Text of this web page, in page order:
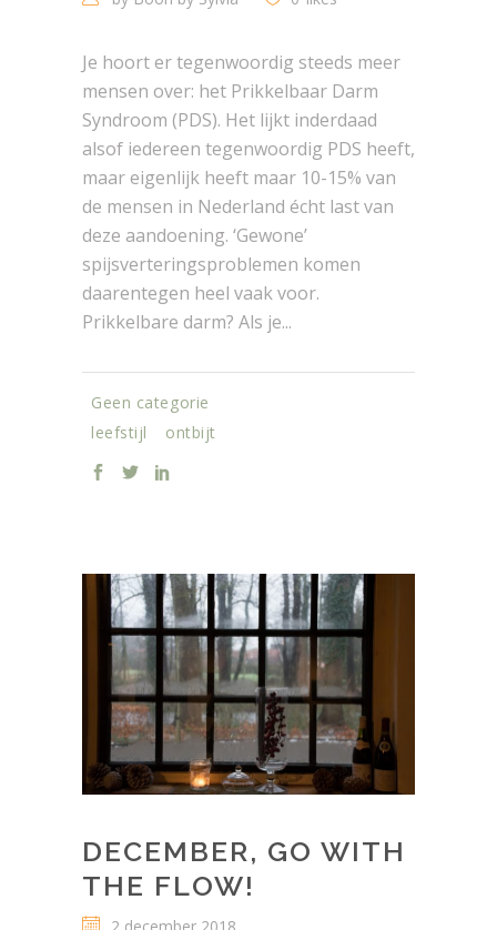
Je hoort er tegenwoordig steeds meer
mensen over: het Prikkelbaar Darm
Syndroom (PDS). Het lijkt inderdaad
alsof iedereen tegenwoordig PDS heeft,
maar eigenlijk heeft maar 10-15% van
de mensen in Nederland écht last van
deze aandoening. ‘Gewone’
spijsverteringsproblemen komen
daarentegen heel vaak voor.
Prikkelbare darm? Als je...
Geen categorie
leefstijl
ontbijt
DECEMBER, GO WITH
THE FLOW!